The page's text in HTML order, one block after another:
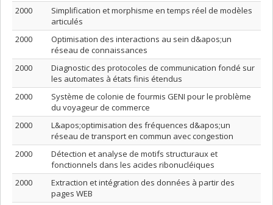
2000
Simplification et morphisme en temps réel de modèles
articulés
2000
Optimisation des interactions au sein d&apos;un
réseau de connaissances
2000
Diagnostic des protocoles de communication fondé sur
les automates à états finis étendus
2000
Système de colonie de fourmis GENI pour le problème
du voyageur de commerce
2000
L&apos;optimisation des fréquences d&apos;un
réseau de transport en commun avec congestion
2000
Détection et analyse de motifs structuraux et
fonctionnels dans les acides ribonucléiques
2000
Extraction et intégration des données à partir des
pages WEB